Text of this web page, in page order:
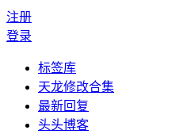
注册
登录
标签库
天龙修改合集
最新回复
头头博客